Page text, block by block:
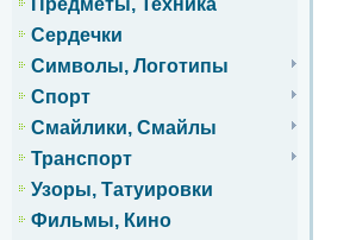
Предметы, Техника
Сердечки
Символы, Логотипы
Спорт
Смайлики, Смайлы
Транспорт
Узоры, Татуировки
Фильмы, Кино